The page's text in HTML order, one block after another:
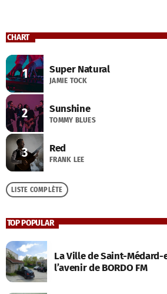
CHART
1 Super Natural
JAMIE TOCK
2 Sunshine
TOMMY BLUES
3 Red
FRANK LEE
LISTE COMPLÈTE
TOP POPULAR
La Ville de Saint-Médard-
l’avenir de BORDO FM